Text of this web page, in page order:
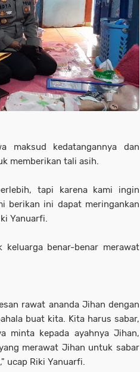
maksud kedatangannya dan
memberikan tali asih.
tapi karena kami ingin
berikan ini dapat meringankan
Yanuarfi.
benar-benar merawat
rawat ananda Jihan dengan
buat kita. Kita harus sabar,
minta kepada ayahnya Jihan,
merawat Jihan untuk sabar
ucap Riki Yanuarfi.